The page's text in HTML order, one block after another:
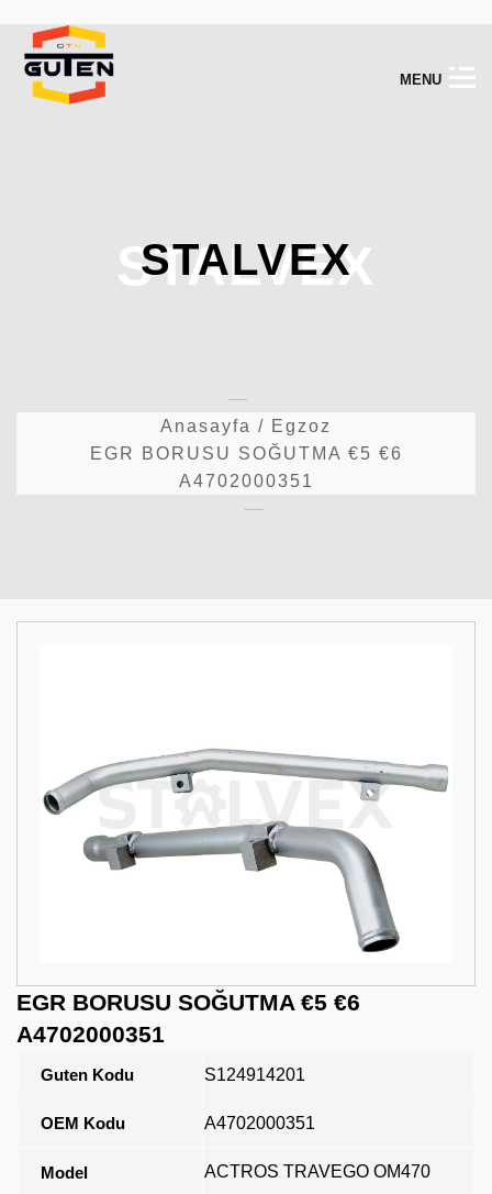
M ENU
STALVEX
STALVEX
Anasayfa / Egzoz
EGR BORUSU SOĞUTMA €5 €6
A4702000351
EGR BORUSU SOĞUTMA €5 €6
A4702000351
Guten Kodu S124914201
OEM Kodu A4702000351
Model ACTROS TRAVEGO OM470